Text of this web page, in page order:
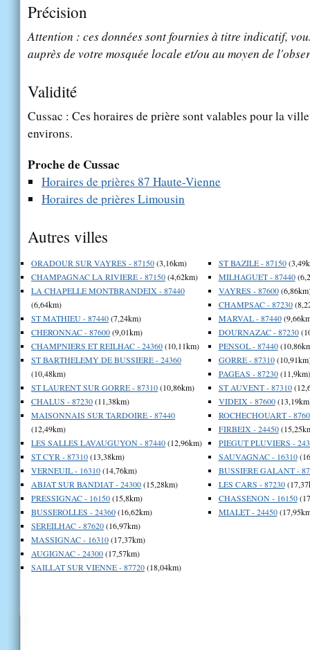
Précision
Attention : ces données sont fournies à titre indicatif,
auprès de votre mosquée locale et/ou au moyen de
Validité
Cussac : Ces horaires de prière sont valables pour la
environs.
Proche de Cussac
Horaires de prières 87 Haute-Vienne
Horaires de prières Limousin
Autres villes
ORADOUR SUR VAYRES - 87150(3,16km)
CHAMPAGNAC LA RIVIERE - 87150(4,62km)
LA CHAPELLE MONTBRANDEIX - 87440
(6,64km)
ST MATHIEU - 87440(7,24km)
CHERONNAC - 87600(9,01km)
CHAMPNIERS ET REILHAC - 24360(10,11km)
ST BARTHELEMY DE BUSSIERE - 24360
(10,48km)
ST LAURENT SUR GORRE - 87310(10,86km)
CHALUS - 87230(11,38km)
MAISONNAIS SUR TARDOIRE - 87440
(12,49km)
LES SALLES LAVAUGUYON - 87440(12,96km)
ST CYR - 87310(13,38km)
VERNEUIL - 16310(14,76km)
ABJAT SUR BANDIAT - 24300(15,28km)
PRESSIGNAC - 16150(15,8km)
BUSSEROLLES - 24360(16,62km)
SEREILHAC - 87620(16,97km)
MASSIGNAC - 16310(17,37km)
AUGIGNAC - 24300(17,57km)
SAILLAT SUR VIENNE - 87720(18,04km)
ST BAZILE - 87150
MILHAGUET - 87440
VAYRES - 87600
CHAMPSAC - 87230
MARVAL - 87440
DOURNAZAC - 87230
PENSOL - 87440
GORRE - 87310
PAGEAS - 87230(11,9km)
ST AUVENT - 87310
VIDEIX - 87600
ROCHECHOUART -
FIRBEIX - 24450
PIEGUT PLUVIERS -
SAUVAGNAC - 16310
BUSSIERE GALANT -
LES CARS - 87230
CHASSENON - 16150
MIALET - 24450